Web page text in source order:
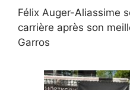
Félix Auger-Aliassime
carrière après son
Garros